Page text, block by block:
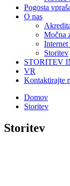
Pogosta
O nas
Močna
Internet
Storitev
STORITEV
VR
Kontaktirajte
Domov
Storitev
Storitev